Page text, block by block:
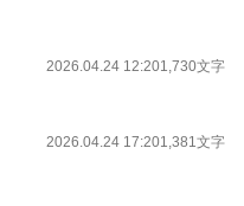
2026.04.24 12:201,730文字
2026.04.24 17:201,381文字